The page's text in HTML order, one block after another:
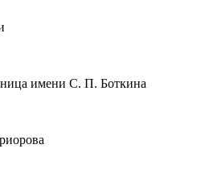
имени С. П. Боткина